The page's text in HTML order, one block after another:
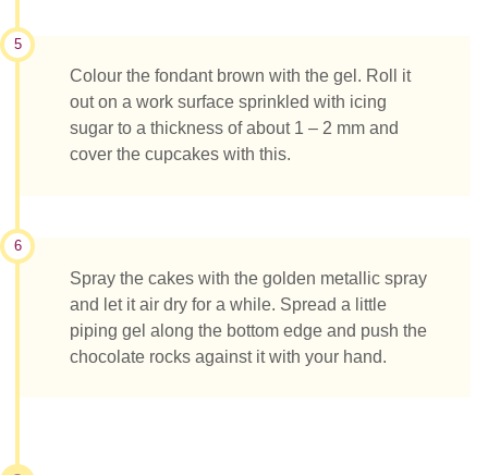
5
Colour the fondant brown with the gel. Roll it
out on a work surface sprinkled with icing
sugar to a thickness of about 1 – 2 mm and
cover the cupcakes with this.
6
Spray the cakes with the golden metallic spray
and let it air dry for a while. Spread a little
piping gel along the bottom edge and push the
chocolate rocks against it with your hand.